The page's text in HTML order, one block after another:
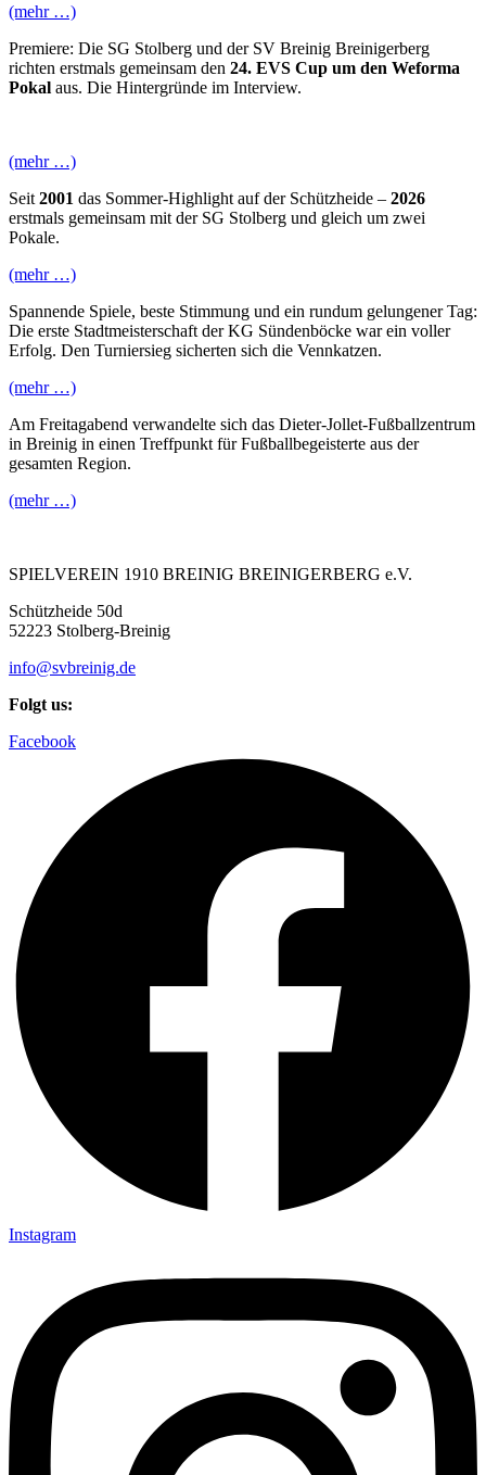
(mehr …)
Premiere: Die SG Stolberg und der SV Breinig Breinigerberg
richten erstmals gemeinsam den 24. EVS Cup um den Weforma
Pokal aus. Die Hintergründe im Interview.
(mehr …)
Seit 2001 das Sommer-Highlight auf der Schützheide – 2026
erstmals gemeinsam mit der SG Stolberg und gleich um zwei
Pokale.
(mehr …)
Spannende Spiele, beste Stimmung und ein rundum gelungener Tag:
Die erste Stadtmeisterschaft der KG Sündenböcke war ein voller
Erfolg. Den Turniersieg sicherten sich die Vennkatzen.
(mehr …)
Am Freitagabend verwandelte sich das Dieter-Jollet-Fußballzentrum
in Breinig in einen Treffpunkt für Fußballbegeisterte aus der
gesamten Region.
(mehr …)
SPIELVEREIN 1910 BREINIG BREINIGERBERG e.V.
Schützheide 50d
52223 Stolberg-Breinig
info@svbreinig.de
Folgt us:
Facebook
Instagram